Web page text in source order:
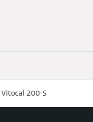
Vitocal 200-S